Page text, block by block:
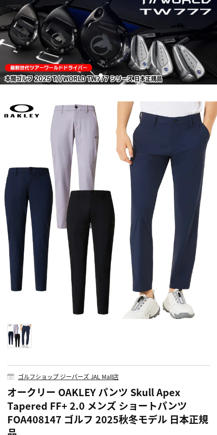
ゴルフショップ ジーパーズ JAL Mall店
オークリー OAKLEY パンツ Skull Apex
Tapered FF+ 2.0 メンズ ショートパンツ
FOA408147 ゴルフ 2025秋冬モデル 日本正規